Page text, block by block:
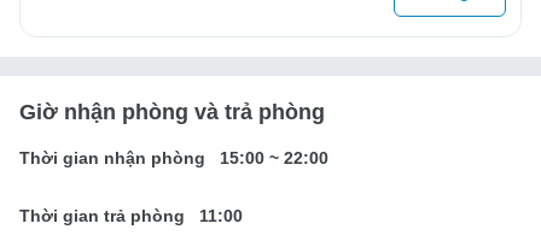
Giờ nhận phòng và trả phòng
Thời gian nhận phòng 15:00 ~ 22:00
Thời gian trả phòng 11:00